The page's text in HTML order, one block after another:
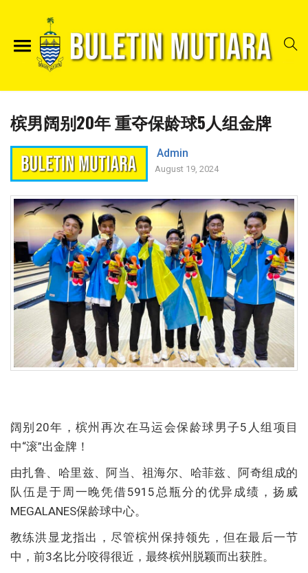
槟男阔别20年 重夺保龄球5人组金牌
Admin
August 19, 2024
阔别20年，槟州再次在马运会保龄球男子5人组项目
中“滚”出金牌！
由扎鲁、哈里兹、阿当、祖海尔、哈菲兹、阿奇组成的
队伍是于周一晚凭借5915总瓶分的优异成绩，扬威
MEGALANES保龄球中心。
教练洪显龙指出，尽管槟州保持领先，但在最后一节
中，前3名比分咬得很近，最终槟州脱颖而出获胜。